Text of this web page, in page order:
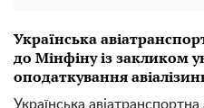
Українська
до Мінфіну із закликом
оподаткування
Українська